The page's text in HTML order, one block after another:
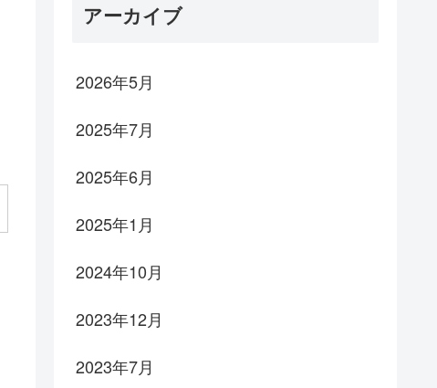
アーカイブ
2026年5月
2025年7月
2025年6月
2025年1月
2024年10月
2023年12月
2023年7月